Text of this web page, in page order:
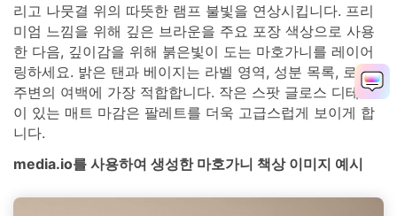
리고 나뭇결 위의 따뜻한 램프 불빛을 연상시킵니다. 프리
미엄 느낌을 위해 깊은 브라운을 주요 포장 색상으로 사용
한 다음, 깊이감을 위해 붉은빛이 도는 마호가니를 레이어
링하세요. 밝은 탠과 베이지는 라벨 영역, 성분 목록, 로고
주변의 여백에 가장 적합합니다. 작은 스팟 글로스 디테일
이 있는 매트 마감은 팔레트를 더욱 고급스럽게 보이게 합
니다.
media.io를 사용하여 생성한 마호가니 책상 이미지 예시